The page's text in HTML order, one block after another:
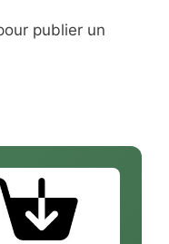
publier un